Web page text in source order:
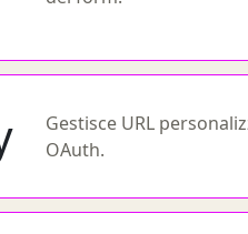
Gestisce URL
OAuth.